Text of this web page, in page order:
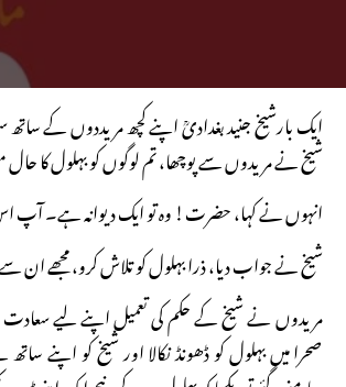
ایک بارشیخ جنید بغدادیؒ اپنے کچھ مریددوں کے
شیخ نے مریدوں سے پوچھا، تم لوگوں کو بہلول کا
انہوں نے کہا، حضرت! وہ تو ایک دیوانہ ہے۔ آپ
شیخ نے جواب دیا، ذرا بہلول کو تلاش کرو، مجھے
مریدوں نے شیخ کے حکم کی تعمیل اپنے لیے
صحرا میں بہلول کو ڈھونڈ نکالا اور شیخ کو اپنے